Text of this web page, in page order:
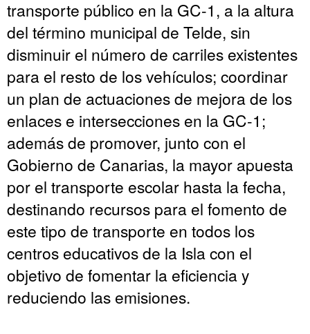
transporte público en la GC-1, a la altura
del término municipal de Telde, sin
disminuir el número de carriles existentes
para el resto de los vehículos; coordinar
un plan de actuaciones de mejora de los
enlaces e intersecciones en la GC-1;
además de promover, junto con el
Gobierno de Canarias, la mayor apuesta
por el transporte escolar hasta la fecha,
destinando recursos para el fomento de
este tipo de transporte en todos los
centros educativos de la Isla con el
objetivo de fomentar la eficiencia y
reduciendo las emisiones.